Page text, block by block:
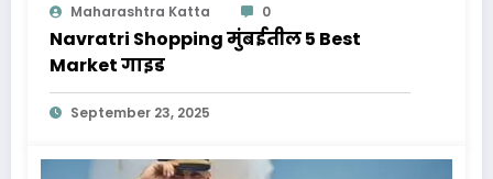
Maharashtra Katta 0
Navratri Shopping मुंबईतील 5 Best
Market गाइड
September 23, 2025